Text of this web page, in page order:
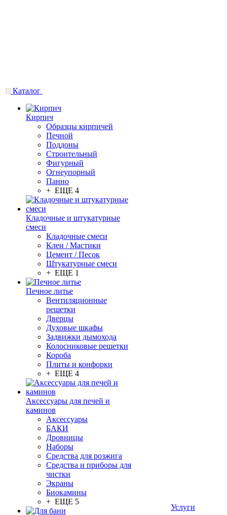
Каталог
Кирпич
Образцы кирпичей
Печной
Поддоны
Строительный
Фигурный
Огнеупорный
Панно
+ ЕЩЕ 4
Кладочные и штукатурные
смеси
Кладочные смеси
Клеи / Мастики
Цемент / Песок
Штукатурные смеси
+ ЕЩЕ 1
Печное литье
Вентиляционные
решетки
Дверцы
Духовые шкафы
Задвижки дымохода
Колосниковые решетки
Короба
Плиты и конфорки
+ ЕЩЕ 4
Аксессуары для печей и
каминов
Аксессуары
БАКИ
Дровницы
Наборы
Средства для розжига
Средства и приборы для
чистки
Экраны
Биокамины
+ ЕЩЕ 5
Услуги